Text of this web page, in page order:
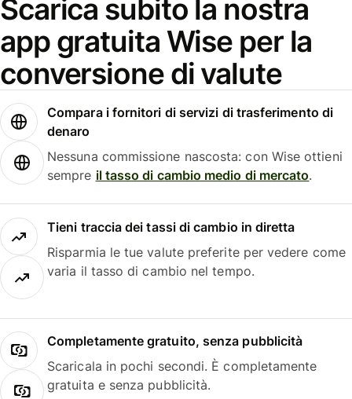
Scarica subito la nostra
app gratuita Wise per la
conversione di valute
Compara i fornitori di servizi di trasferimento di
denaro
Nessuna commissione nascosta: con Wise ottieni
sempre il tasso di cambio medio di mercato.
Tieni traccia dei tassi di cambio in diretta
Risparmia le tue valute preferite per vedere come
varia il tasso di cambio nel tempo.
Completamente gratuito, senza pubblicità
Scaricala in pochi secondi. È completamente
gratuita e senza pubblicità.